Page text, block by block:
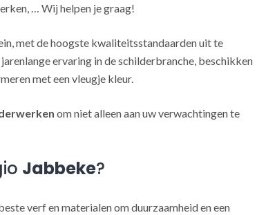
… Wij helpen je graag!
met de hoogste kwaliteitsstandaarden uit te
ervaring in de schilderbranche, beschikken
met een vleugje kleur.
om niet alleen aan uw verwachtingen te
Jabbeke?
verf en materialen om duurzaamheid en een